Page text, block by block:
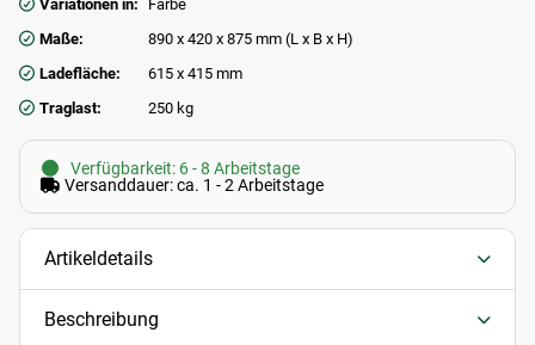
Variationen in:
Farbe
Maße:
890 x 420 x 875 mm (L x B x H)
Ladefläche:
615 x 415 mm
Traglast:
250 kg
Verfügbarkeit: 6 - 8 Arbeitstage
Versanddauer: ca. 1 - 2 Arbeitstage
Artikeldetails
Beschreibung